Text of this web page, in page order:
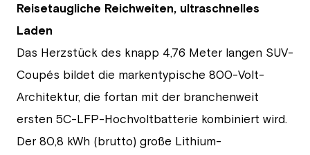
Reisetaugliche Reichweiten, ultraschnelles
Laden
Das Herzstück des knapp 4,76 Meter langen SUV-
Coupés bildet die markentypische 800-Volt-
Architektur, die fortan mit der branchenweit
ersten 5C-LFP-Hochvoltbatterie kombiniert wird.
Der 80,8 kWh (brutto) große Lithium-